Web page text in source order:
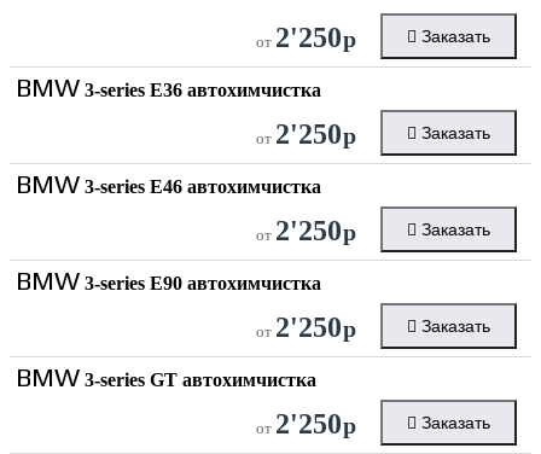
от 2'250р Заказать
BMW 3-series E36 автохимчистка
от 2'250р Заказать
BMW 3-series E46 автохимчистка
от 2'250р Заказать
BMW 3-series E90 автохимчистка
от 2'250р Заказать
BMW 3-series GT автохимчистка
от 2'250р Заказать